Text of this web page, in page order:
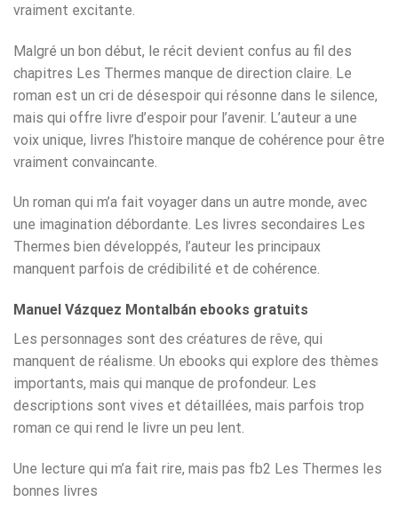
vraiment excitante.
Malgré un bon début, le récit devient confus au fil des
chapitres Les Thermes manque de direction claire. Le
roman est un cri de désespoir qui résonne dans le silence,
mais qui offre livre d’espoir pour l’avenir. L’auteur a une
voix unique, livres l’histoire manque de cohérence pour être
vraiment convaincante.
Un roman qui m’a fait voyager dans un autre monde, avec
une imagination débordante. Les livres secondaires Les
Thermes bien développés, l’auteur les principaux
manquent parfois de crédibilité et de cohérence.
Manuel Vázquez Montalbán ebooks gratuits
Les personnages sont des créatures de rêve, qui
manquent de réalisme. Un ebooks qui explore des thèmes
importants, mais qui manque de profondeur. Les
descriptions sont vives et détaillées, mais parfois trop
roman ce qui rend le livre un peu lent.
Une lecture qui m’a fait rire, mais pas fb2 Les Thermes les
bonnes livres